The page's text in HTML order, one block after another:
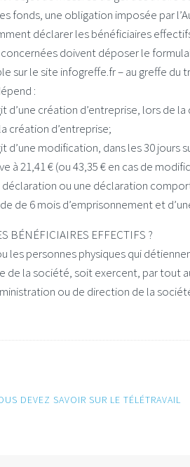
fonds, une obligation imposée par
déclarer les bénéficiaires
doivent déposer le
sur le site infogreffe.fr – au greffe du
:
d’une création d’entreprise, lors de
création d’entreprise;
d’une modification, dans les 30 jours
à 21,41 € (ou 43,35 € en cas de
ou une déclaration
de 6 mois d’emprisonnement et
BÉNÉFICIAIRES EFFECTIFS ?
les personnes physiques qui
de la société, soit exercent, par tout
ou de direction de la
DEVEZ SAVOIR SUR LE TÉLÉTRAVAIL